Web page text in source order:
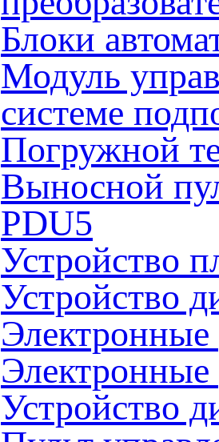
Блоки
Модуль
системе
Погружной
Выносной
PDU5
Устройство
Устройство
Электронные
Электронные
Устройство